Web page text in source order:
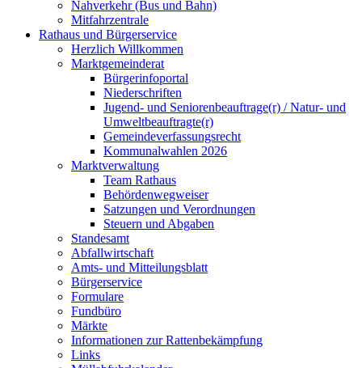
Nahverkehr (Bus und Bahn)
Mitfahrzentrale
Rathaus und Bürgerservice
Herzlich Willkommen
Marktgemeinderat
Bürgerinfoportal
Niederschriften
Jugend- und Seniorenbeauftrage(r) / Natur- und
Umweltbeauftragte(r)
Gemeindeverfassungsrecht
Kommunalwahlen 2026
Marktverwaltung
Team Rathaus
Behördenwegweiser
Satzungen und Verordnungen
Steuern und Abgaben
Standesamt
Abfallwirtschaft
Amts- und Mitteilungsblatt
Bürgerservice
Formulare
Fundbüro
Märkte
Informationen zur Rattenbekämpfung
Links